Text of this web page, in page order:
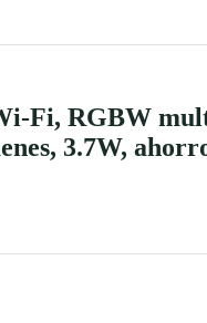
Fi, RGBW
3.7W,